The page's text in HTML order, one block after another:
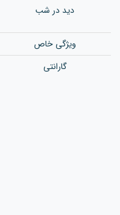
دید در شب
ویژگی خاص
گارانتی